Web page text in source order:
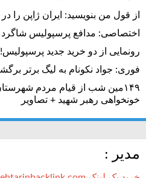
از قول من بنویسید: ایران ژاپن را
اختصاصی: مدافع پرسپولیس
رونمایی از دو خرید جدید پرسپولیس!
فوری: جواد نکونام به لیگ برتر
۱۴۹مین شب از قیام مردم
خونخواهی رهبر شهید + تصاویر
مدیر :